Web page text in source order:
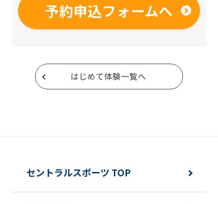
予約申込フォームへ
はじめて体験一覧へ
セントラルスポーツ TOP